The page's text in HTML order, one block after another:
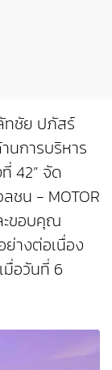
ทชัย ปภัสร์
นการบริหาร
42” จัด
ชน - MOTOR
ะขอบคุณ
างต่อเนื่อง
มื่อวันที่ 6